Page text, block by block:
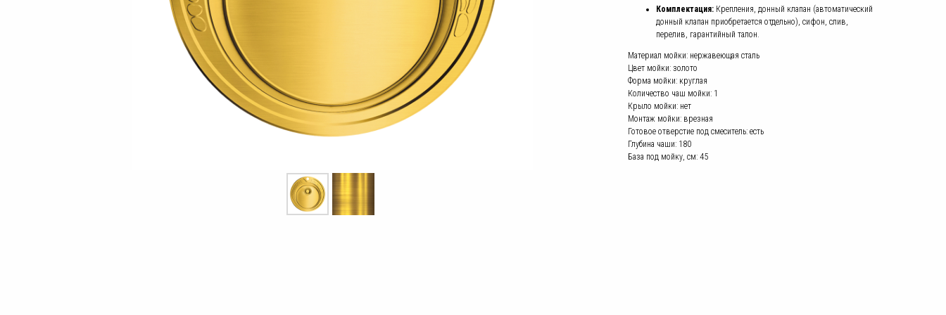
Комплектация: Крепления, донный клапан (автоматический
донный клапан приобретается отдельно), сифон, слив,
перелив, гарантийный талон.
Материал мойки: нержавеющая сталь
Цвет мойки: золото
Форма мойки: круглая
Количество чаш мойки: 1
Крыло мойки: нет
Монтаж мойки: врезная
Готовое отверстие под смеситель: есть
Глубина чаши: 180
База под мойку, см: 45